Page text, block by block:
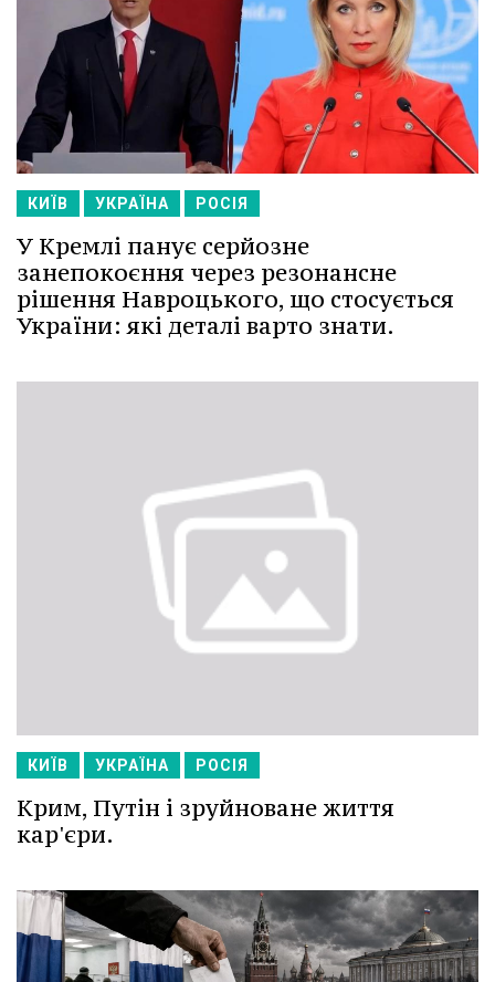
КИЇВ УКРАЇНА РОСІЯ
У Кремлі панує серйозне
занепокоєння через резонансне
рішення Навроцького, що стосується
України: які деталі варто знати.
КИЇВ УКРАЇНА РОСІЯ
Крим, Путін і зруйноване життя
кар'єри.